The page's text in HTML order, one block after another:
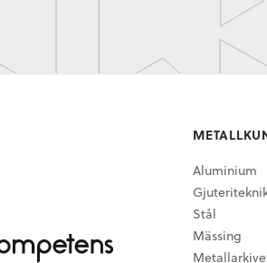
Aluminium
Stål
Mässing